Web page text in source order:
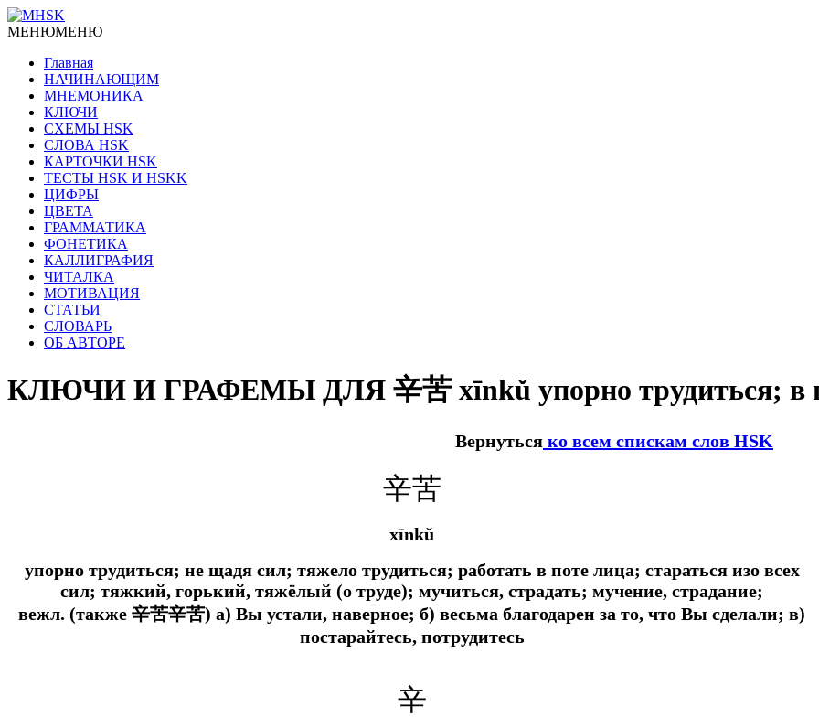
МЕНЮМЕНЮ
Главная
НАЧИНАЮЩИМ
МНЕМОНИКА
КЛЮЧИ
СХЕМЫ HSK
СЛОВА HSK
КАРТОЧКИ HSK
ТЕСТЫ HSK И HSKK
ЦИФРЫ
ЦВЕТА
ГРАММАТИКА
ФОНЕТИКА
КАЛЛИГРАФИЯ
ЧИТАЛКА
МОТИВАЦИЯ
СТАТЬИ
СЛОВАРЬ
ОБ АВТОРЕ
КЛЮЧИ И ГРАФЕМЫ ДЛЯ 辛苦 xīnkǔ упорно трудиться; в
Вернуться ко всем спискам слов HSK
辛苦
xīnkǔ
упорно трудиться; не щадя сил; тяжело трудиться; работать в поте лица; стараться изо всех
сил; тяжкий, горький, тяжёлый (о труде); мучиться, страдать; мучение, страдание;
вежл. (также 辛苦辛苦) а) Вы устали, наверное; б) весьма благодарен за то, что Вы сделали; в)
постарайтесь, потрудитесь
辛